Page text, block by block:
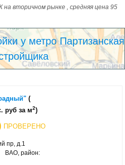
вторичном рынке , средняя цена 95
у метро Партизанская
(
руб за м2)
ПРОВЕРЕНО
пр, д.1
ВАО, район: